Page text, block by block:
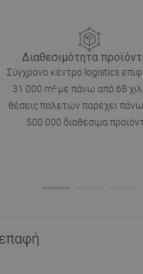
Διαθεσιμότητα
Σύγχρονο κέντρο logistics
31 000 m² με πάνω από 68
θέσεις παλετών παρέχει
500 000 διαθέσιμα